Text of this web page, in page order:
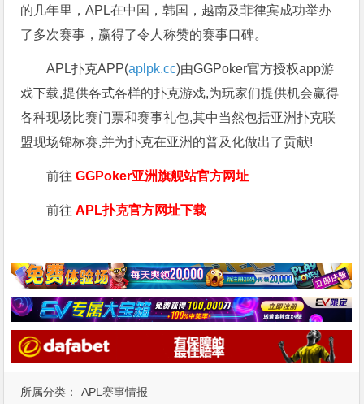
所属分类： APL赛事情报
的几年里，APL在中国，韩国，越南及菲律宾成功举办
了多次赛事，赢得了令人称赞的赛事口碑。
APL扑克APP(aplpk.cc)由GGPoker官方授权app游
戏下载,提供各式各样的扑克游戏,为玩家们提供机会赢得
各种现场比赛门票和赛事礼包,其中当然包括亚洲扑克联
盟现场锦标赛,并为扑克在亚洲的普及化做出了贡献!
前往GGPoker亚洲旗舰站官方网址
前往APL扑克官方网址下载